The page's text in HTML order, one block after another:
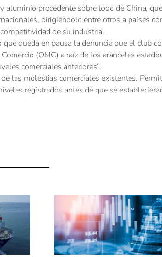
aluminio procedente sobre todo de China,
dirigiéndolo entre otros a países
de su industria.
que queda en pausa la denuncia que el club
(OMC) a raíz de los aranceles
comerciales anteriores”.
las molestias comerciales existentes.
registrados antes de que se